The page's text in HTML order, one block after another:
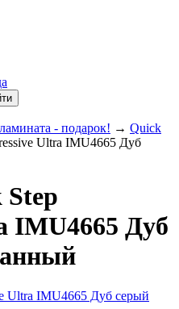
- подарок! → Quick
Ultra IMU4665 Дуб
IMU4665 Дуб